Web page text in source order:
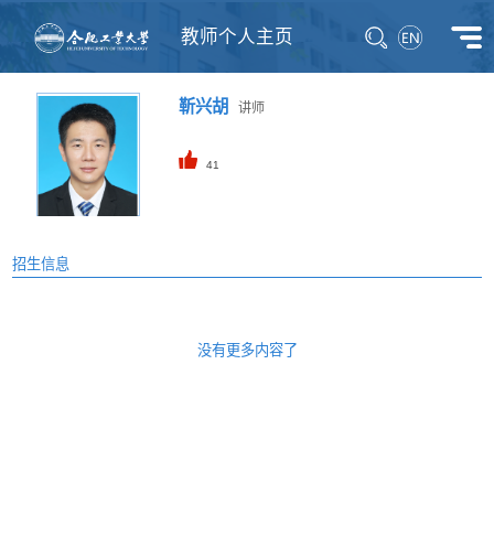
教师个人主页
靳兴胡 讲师
41
招生信息
没有更多内容了